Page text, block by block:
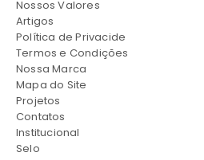
Nossos Valores
Artigos
Política de Privacide
Termos e Condições
Nossa Marca
Mapa do Site
Projetos
Contatos
Institucional
Selo